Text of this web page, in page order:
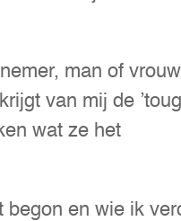
man of
van mij de
wat ze het
begon en wie ik